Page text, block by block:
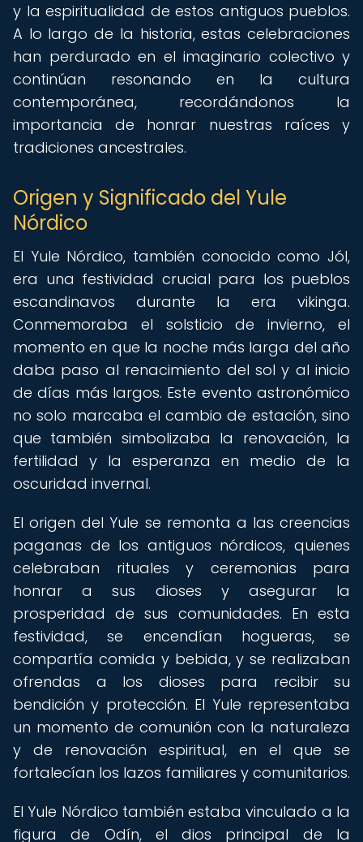
y la espiritualidad de estos antiguos pueblos.
A lo largo de la historia, estas celebraciones
han perdurado en el imaginario colectivo y
continúan resonando en la cultura
contemporánea, recordándonos la
importancia de honrar nuestras raíces y
tradiciones ancestrales.
Origen y Significado del Yule
Nórdico
El Yule Nórdico, también conocido como Jól,
era una festividad crucial para los pueblos
escandinavos durante la era vikinga.
Conmemoraba el solsticio de invierno, el
momento en que la noche más larga del año
daba paso al renacimiento del sol y al inicio
de días más largos. Este evento astronómico
no solo marcaba el cambio de estación, sino
que también simbolizaba la renovación, la
fertilidad y la esperanza en medio de la
oscuridad invernal.
El origen del Yule se remonta a las creencias
paganas de los antiguos nórdicos, quienes
celebraban rituales y ceremonias para
honrar a sus dioses y asegurar la
prosperidad de sus comunidades. En esta
festividad, se encendían hogueras, se
compartía comida y bebida, y se realizaban
ofrendas a los dioses para recibir su
bendición y protección. El Yule representaba
un momento de comunión con la naturaleza
y de renovación espiritual, en el que se
fortalecían los lazos familiares y comunitarios.
El Yule Nórdico también estaba vinculado a la
figura de Odín, el dios principal de la